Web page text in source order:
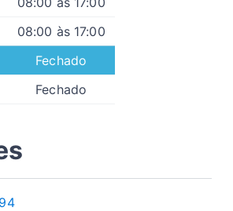
08:00 às 17:00
Fechado
Fechado